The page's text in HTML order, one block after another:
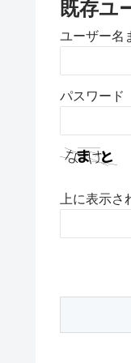
既存ユ
ユーザー名
パスワード
上に表示さ